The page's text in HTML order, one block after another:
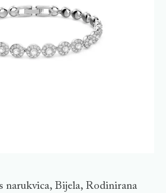
narukvica, Bijela, Rodinirana